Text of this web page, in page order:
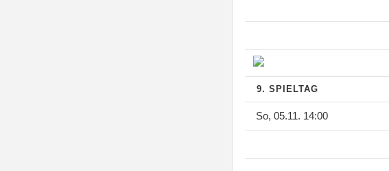
9. SPIELTAG
So, 05.11. 14:00